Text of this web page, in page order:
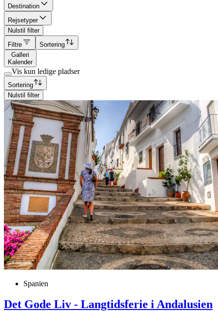
Destination
Rejsetyper
Nulstil filter
Filtre
Sortering
Galleri
Kalender
Vis kun ledige pladser
Sortering
Nulstil filter
Spanien
Det Gode Liv - Langtidsferie i Andalusien